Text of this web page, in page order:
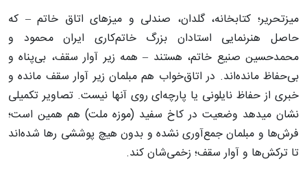
میزتحریر؛ کتابخانه، گلدان، صندلی و میزهای اتاق خاتم – که
حاصل هنرنمایی استادان بزرگ خاتم‌کاری ایران محمود و
محمدحسین صنیع خاتم، هستند – همه زیر آوار سقف، بی‌پناه و
بی‌حفاظ مانده‌اند. در اتاق‌خواب هم مبلمان زیر آوار سقف مانده و
خبری از حفاظ نایلونی یا پارچه‌ای روی آنها نیست. تصاویر تکمیلی
نشان می‎دهد وضعیت در کاخ سفید (موزه ملت) هم همین است؛
فرش‌ها و مبلمان جمع‌آوری نشده و بدون هیچ پوششی رها شده‌اند
تا ترکش‌ها و آوار سقف؛ زخمی‌شان کند.